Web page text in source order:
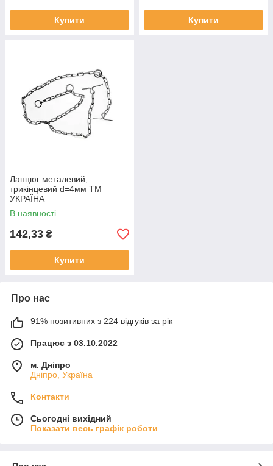
Купити Купити
Ланцюг металевий,
трикiнцевий d=4мм ТМ
УКРАЇНА
В наявності
142,33 ₴
Купити
Про нас
91% позитивних з 224 відгуків за рік
Працює з 03.10.2022
м. Дніпро
Дніпро, Україна
Контакти
Сьогодні вихідний
Показати весь графік роботи